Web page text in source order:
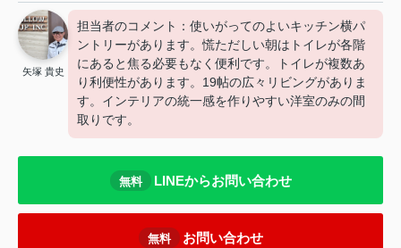
矢塚 貴史
担当者のコメント：使いがってのよいキッチン横パ
ントリーがあります。慌ただしい朝はトイレが各階
にあると焦る必要もなく便利です。トイレが複数あ
り利便性があります。19帖の広々リビングがありま
す。インテリアの統一感を作りやすい洋室のみの間
取りです。
無料 LINEからお問い合わせ
無料 お問い合わせ